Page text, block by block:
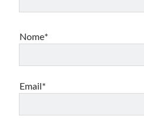
Nome*
Email*